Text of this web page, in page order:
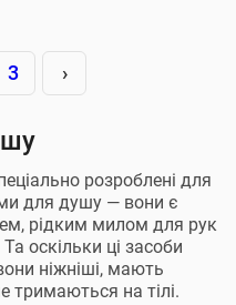
3 ›
розроблені для
для душу — вони є
рідким милом для рук
оскільки ці засоби
ніжніші, мають
тримаються на тілі.